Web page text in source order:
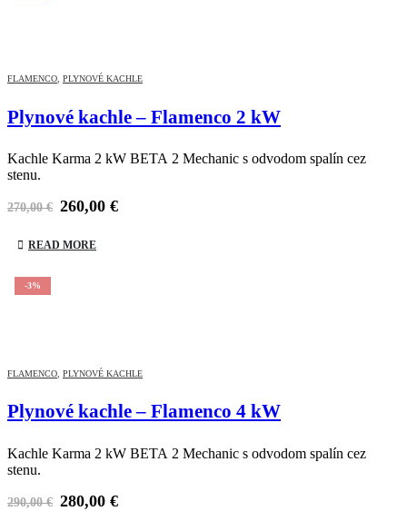
FLAMENCO PLYNOVÉ KACHLE
Plynové kachle – Flamenco 2 kW
Kachle Karma 2 kW BETA 2 Mechanic s odvodom spalín cez
stenu.
270,00€ 260,00€
READ MORE
-3%
FLAMENCO PLYNOVÉ KACHLE
Plynové kachle – Flamenco 4 kW
Kachle Karma 2 kW BETA 2 Mechanic s odvodom spalín cez
stenu.
290,00€ 280,00€